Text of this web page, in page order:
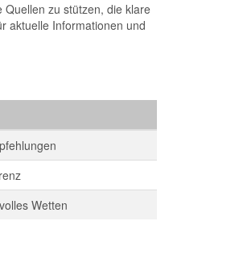
zu stützen, die klare
aktuelle Informationen und
Wetten